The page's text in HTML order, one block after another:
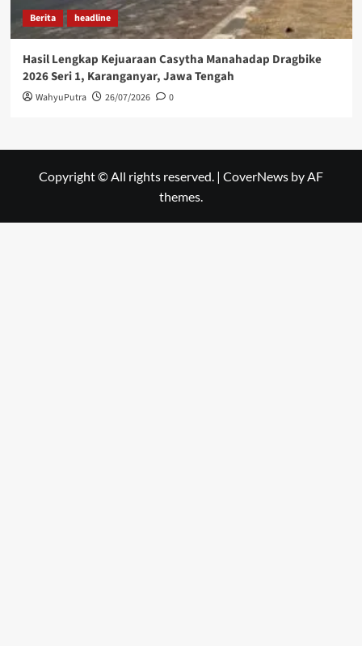
Berita headline
Hasil Lengkap Kejuaraan Casytha Manahadap Dragbike
2026 Seri 1, Karanganyar, Jawa Tengah
WahyuPutra 26/07/2026 0
Copyright © All rights reserved. | CoverNews by AF
themes.